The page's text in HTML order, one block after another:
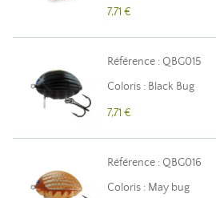
7,71 €
Référence : QBG015
Coloris : Black Bug
7,71 €
Référence : QBG016
Coloris : May bug